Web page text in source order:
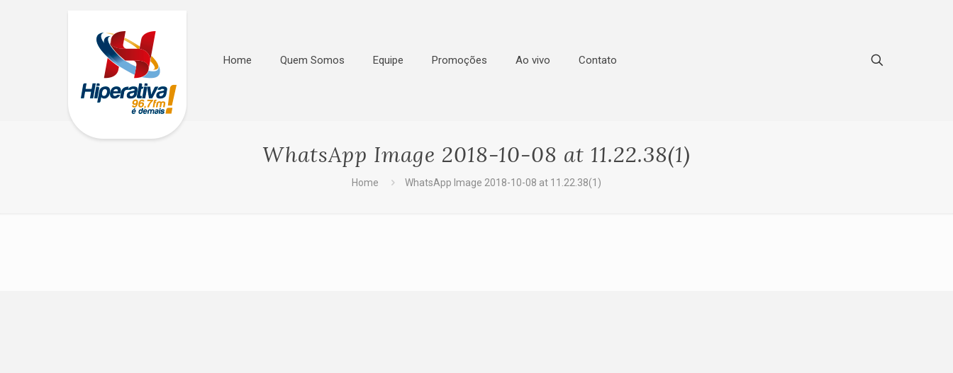
Home Quem Somos Equipe Promoções Ao vivo Contato
WhatsApp Image 2018-10-08 at 11.22.38(1)
Home WhatsApp Image 2018-10-08 at 11.22.38(1)